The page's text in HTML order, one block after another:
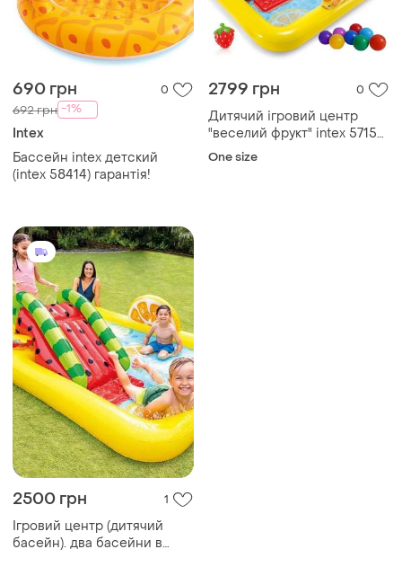
690 грн 0
692 грн -1%
Intex
Бассейн intex детский
(intex 58414) гарантія!
2799 грн 0
Дитячий ігровий центр
"веселий фрукт" intex 57158.
надувний басейн з гіркою.
One size
2500 грн 1
Ігровий центр (дитячий
басейн). два басейни в